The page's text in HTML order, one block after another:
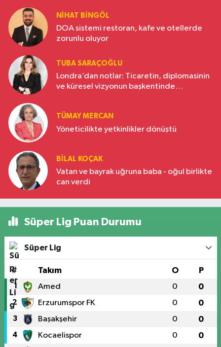
NIHAT BINGÖL
DOA sistemi restoran, kafe ve otellerde
zorunlu oluyor
TUBA SARAÇOĞLU
Londra’dan notlar: Ticaretin, diplomasinin
ve küresel vizyonun başkentinde
TÜMAY MERCAN
Yöneticilikte yetkinlikler dönüştü
BILAL KOÇAK
Vatan ve bayrak uğruna baba - oğul birlikte
can verdi
Süper Lig Puan Durumu
Süper Lig
# Takım O P
1 Amed 0 0
2 Erzurumspor FK 0 0
3 Başakşehir 0 0
4 Kocaelispor 0 0